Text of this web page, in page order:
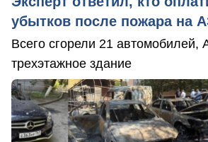
убытков после пожара на
Всего сгорели 21 автомобилей,
трехэтажное здание